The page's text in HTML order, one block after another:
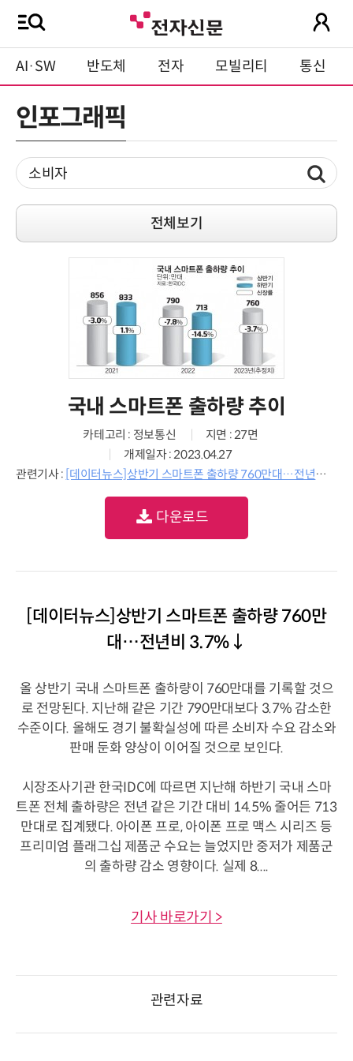
AI·SW 반도체 전자 모빌리티 통신
인포그래픽
전체보기
국내 스마트폰 출하량 추이
카테고리 : 정보통신
지면 : 27면
개제일자 : 2023.04.27
관련기사 : [데이터뉴스]상반기 스마트폰 출하량 760만대…전년비 3.7%↓
다운로드
[데이터뉴스]상반기 스마트폰 출하량 760만
대…전년비 3.7%↓
올 상반기 국내 스마트폰 출하량이 760만대를 기록할 것으
로 전망된다. 지난해 같은 기간 790만대보다 3.7% 감소한
수준이다. 올해도 경기 불확실성에 따른 소비자 수요 감소와
판매 둔화 양상이 이어질 것으로 보인다.
시장조사기관 한국IDC에 따르면 지난해 하반기 국내 스마
트폰 전체 출하량은 전년 같은 기간 대비 14.5% 줄어든 713
만대로 집계됐다. 아이폰 프로, 아이폰 프로 맥스 시리즈 등
프리미엄 플래그십 제품군 수요는 늘었지만 중저가 제품군
의 출하량 감소 영향이다. 실제 8....
기사 바로가기 >
관련자료